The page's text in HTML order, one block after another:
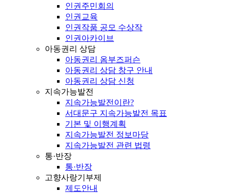
인권주민회의
인권교육
인권작품 공모 수상작
인권아카이브
아동권리 상담
아동권리 옴부즈퍼슨
아동권리 상담 창구 안내
아동권리 상담 신청
지속가능발전
지속가능발전이란?
서대문구 지속가능발전 목표
기본 및 이행계획
지속가능발전 정보마당
지속가능발전 관련 법령
통·반장
통·반장
고향사랑기부제
제도안내